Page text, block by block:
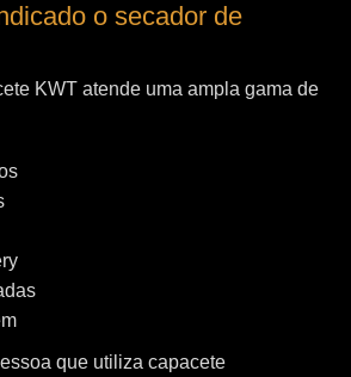
o secador de
KWT atende uma ampla gama de
que utiliza capacete